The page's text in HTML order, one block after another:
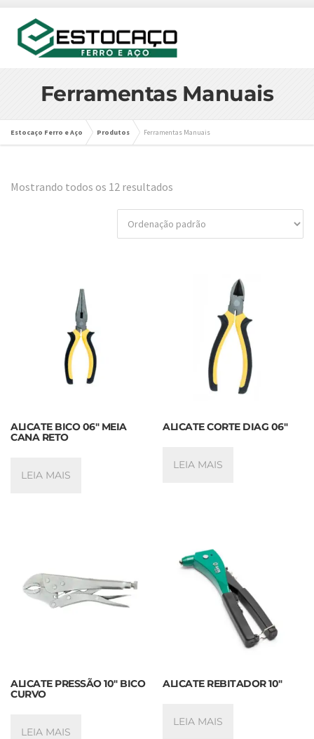
Ferramentas Manuais
Estocaço Ferro e Aço Produtos Ferramentas Manuais
Mostrando todos os 12 resultados
ALICATE BICO 06″ MEIA
CANA RETO
LEIA MAIS
ALICATE CORTE DIAG 06″
LEIA MAIS
ALICATE PRESSÃO 10″ BICO
CURVO
LEIA MAIS
ALICATE REBITADOR 10″
LEIA MAIS